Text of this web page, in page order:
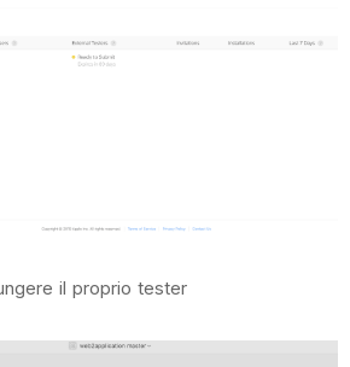
il proprio tester